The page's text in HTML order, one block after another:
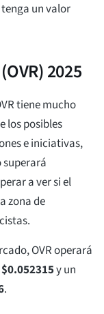
tenga un valor
2025
tiene mucho
los posibles
e iniciativas,
superará
a ver si el
zona de
OVR operará
$0.052315y un
.